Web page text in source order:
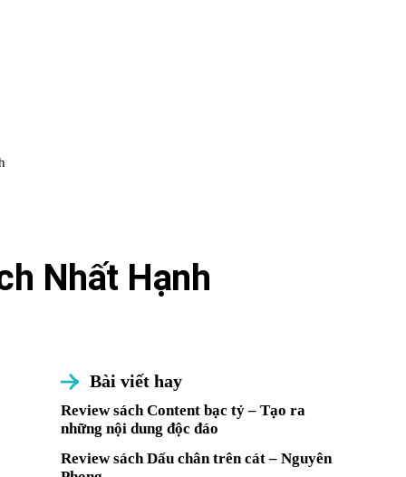
Nhất Hạnh
Bài viết hay
Review sách Content bạc tỷ – Tạo ra
những nội dung độc đáo
Review sách Dấu chân trên cát – Nguyên